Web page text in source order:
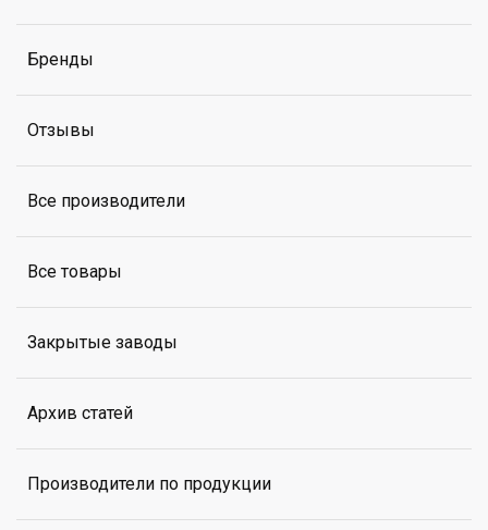
Бренды
Отзывы
Все производители
Все товары
Закрытые заводы
Архив статей
Производители по продукции